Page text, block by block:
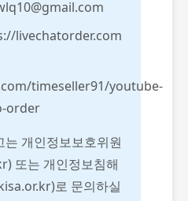
livechatorder.com
timeseller91/youtube-
order
는 개인정보보호위원
또는 개인정보침해
로 문의하실